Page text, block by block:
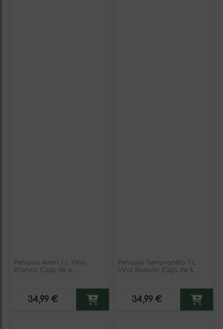
Peñasol Airén 1 L Vino
Blanco (Caja de 6
34,99 €
Peñasol Tempranillo 1 L
Vino Rosado (Caja de 6
34,99 €